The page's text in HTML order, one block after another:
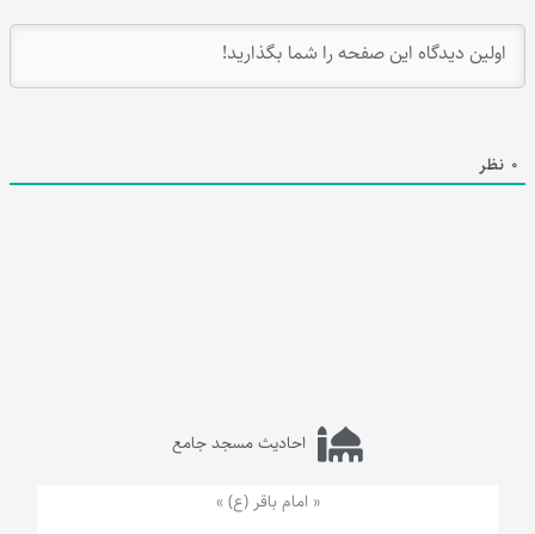
0 نظر
احادیث مسجد جامع
« امام باقر (ع) »